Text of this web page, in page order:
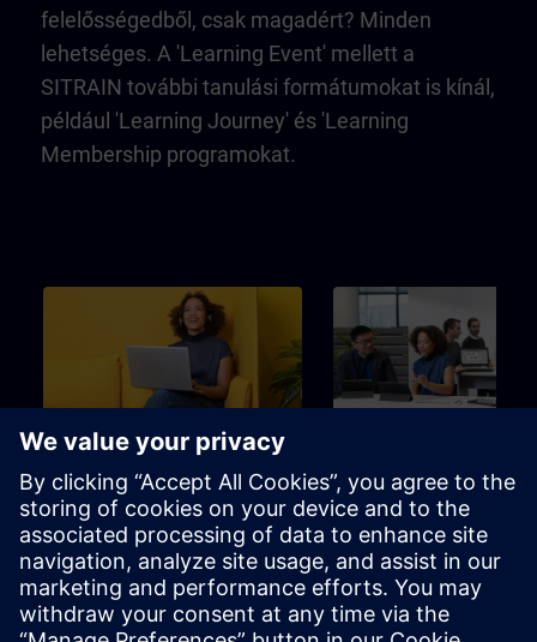
felelősségedből, csak magadért? Minden
lehetséges. A 'Learning Event' mellett a
SITRAIN további tanulási formátumokat is kínál,
például 'Learning Journey' és 'Learning
Membership programokat.
3m
SITRAIN – Characteristics
and differentiation of the
learning formats
Find the right learning format for
your needs
Brosúra
Learning Event
Tökéletes választás egy adott
tanulási cél eléréséhez a
legrövidebb idő alatt.
Csatorna